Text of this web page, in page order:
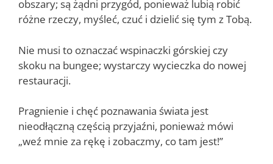
obszary; są żądni przygód, ponieważ lubią robić
różne rzeczy, myśleć, czuć i dzielić się tym z Tobą.
Nie musi to oznaczać wspinaczki górskiej czy
skoku na bungee; wystarczy wycieczka do nowej
restauracji.
Pragnienie i chęć poznawania świata jest
nieodłączną częścią przyjaźni, ponieważ mówi
„weź mnie za rękę i zobaczmy, co tam jest!”